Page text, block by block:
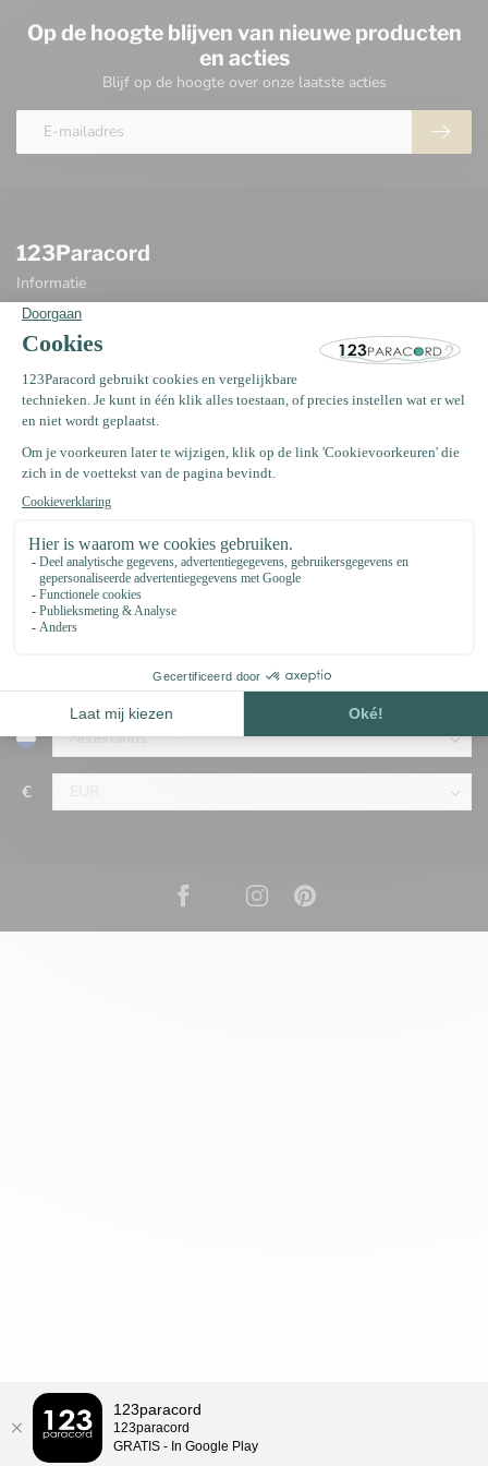
Op de hoogte blijven van nieuwe producten
en acties
Blijf op de hoogte over onze laatste acties
123Paracord
Informatie
Oosterwerf 4
1911 JB Uitgeest
Nederland
+31 (0)75 2040399
support@123paracord.nl
Categorieën
Omschrijving
€
123paracord
123paracord
GRATIS - In Google Play